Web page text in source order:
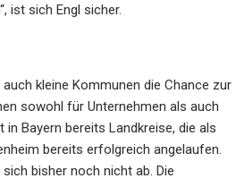
ist sich Engl sicher.
kleine Kommunen die Chance zur
sowohl für Unternehmen als auch
Bayern bereits Landkreise, die als
bereits erfolgreich angelaufen.
bisher noch nicht ab. Die